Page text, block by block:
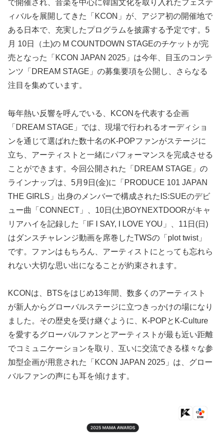
で開催され、音楽を中心に韓国文化を取り入れたフェステ
ィバルを展開してきた「KCON」が、アジア初の開催地で
ある日本で、充実したプログラムを披露する予定です。5
月 10日（土)の M COUNTDOWN STAGEのチケットが完
売となった「KCON JAPAN 2025」は今年、目玉のコンテ
ンツ「DREAM STAGE」の募集要項を公開し、さらなる
注目を集めています。
毎年熱い反響を呼んでいる、KCONを代表する企画
「DREAM STAGE」では、現場で行われるオーディショ
ンを通じて選ばれた数十名のK-POPファンがステージに
立ち、アーティストと一緒にパフォーマンスを完成させる
ことができます。今回公開された「DREAM STAGE」の
ラインナップは、5月9日(金)に「PRODUCE 101 JAPAN
THE GIRLS」出身のメンバーで構成されたIS:SUEのデビ
ュー曲「CONNECT」、10日(土)BOYNEXTDOORがキャ
リアハイを記録した「IF I SAY, I LOVE YOU」、11日(日)
はダンスチャレンジ動画を席巻したTWSの「plot twist」
です。ファンはもちろん、アーティストにとっても忘れら
れない大切な思い出になることが約束されます。
KCONは、BTSをはじめ13年間、数多くのアーティスト
が新人からグローバルステージに立つきっかけの場になり
ました。その歴史を受け継ぐように、K-POPとK-Culture
を愛するグローバルファンとアーティストが最も近い距離
でコミュニケーションを取り、互いに交流できる様々な参
加型企画が用意された「KCON JAPAN 2025」は、グロー
バルファンの声にも耳を傾けます。